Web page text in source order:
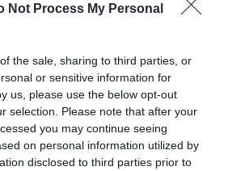
Not Process My Personal
the sale, sharing to third parties, or
or sensitive information for
us, please use the below opt-out
selection. Please note that after your
you may continue seeing
on personal information utilized by
disclosed to third parties prior to
chcą poczuć alternatywny
w tej dzielnicy będzie
bardziej luksusowego
oferuje
malowniczego zamku. Ta